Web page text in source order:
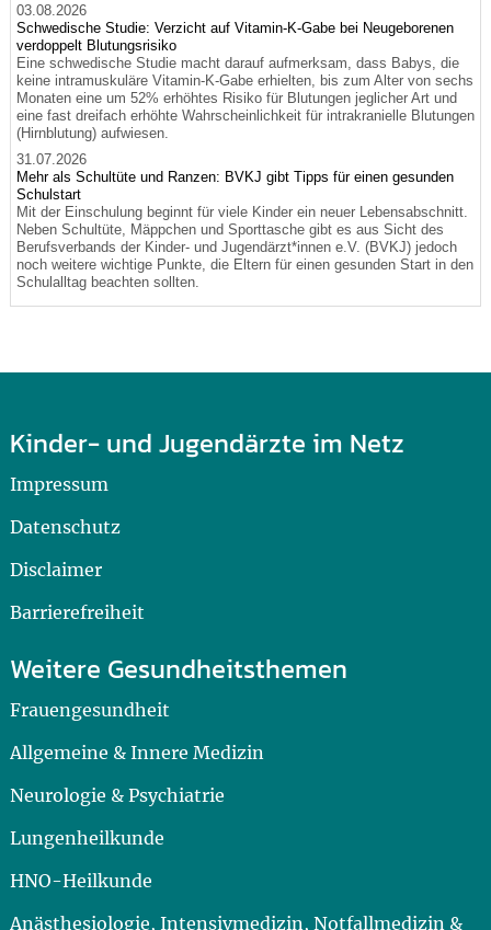
03.08.2026
Schwedische Studie: Verzicht auf Vitamin-K-Gabe bei Neugeborenen
verdoppelt Blutungsrisiko
Eine schwedische Studie macht darauf aufmerksam, dass Babys, die
keine intramuskuläre Vitamin-K-Gabe erhielten, bis zum Alter von sechs
Monaten eine um 52% erhöhtes Risiko für Blutungen jeglicher Art und
eine fast dreifach erhöhte Wahrscheinlichkeit für intrakranielle Blutungen
(Hirnblutung) aufwiesen.
31.07.2026
Mehr als Schultüte und Ranzen: BVKJ gibt Tipps für einen gesunden
Schulstart
Mit der Einschulung beginnt für viele Kinder ein neuer Lebensabschnitt.
Neben Schultüte, Mäppchen und Sporttasche gibt es aus Sicht des
Berufsverbands der Kinder- und Jugendärzt*innen e.V. (BVKJ) jedoch
noch weitere wichtige Punkte, die Eltern für einen gesunden Start in den
Schulalltag beachten sollten.
Kinder- und Jugendärzte im Netz
Impressum
Datenschutz
Disclaimer
Barrierefreiheit
Weitere Gesundheitsthemen
Frauengesundheit
Allgemeine & Innere Medizin
Neurologie & Psychiatrie
Lungenheilkunde
HNO-Heilkunde
Anästhesiologie, Intensivmedizin, Notfallmedizin &